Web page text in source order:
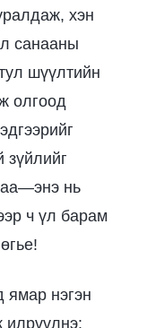
хэн
санааны
шүүлтийн
олгоод
зүйлийг
нь
ч үл барам
ямар нэгэн
илрүүлнэ: